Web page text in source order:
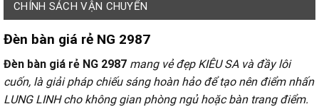
CHÍNH SÁCH VẬN CHUYỂN
Đèn bàn giá rẻ NG 2987
Đèn bàn giá rẻ NG 2987 mang vẻ đẹp KIÊU SA và đầy lôi
cuốn, là giải pháp chiếu sáng hoàn hảo để tạo nên điểm nhấn
LUNG LINH cho không gian phòng ngủ hoặc bàn trang điểm.